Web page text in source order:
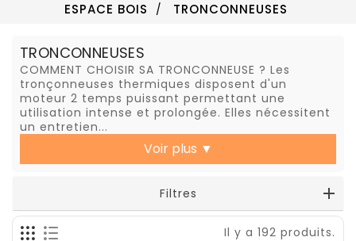
ESPACE BOIS
TRONCONNEUSES
TRONCONNEUSES
COMMENT CHOISIR SA TRONCONNEUSE ? Les
tronçonneuses thermiques disposent d'un
moteur 2 temps puissant permettant une
utilisation intense et prolongée. Elles nécessitent
un entretien...
Voir plus ▼
Filtres
Il y a 192 produits.